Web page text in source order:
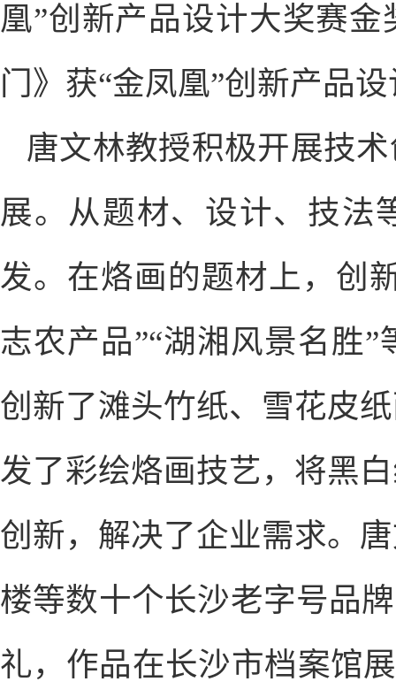
凰”创新产品设计大奖赛
门》获“金凤凰”创新产品
唐文林教授积极开展技
展。从题材、设计、技法
发。在烙画的题材上，创
志农产品”“湖湘风景名胜
创新了滩头竹纸、雪花皮
发了彩绘烙画技艺，将黑
创新，解决了企业需求。
楼等数十个长沙老字号品
礼，作品在长沙市档案馆